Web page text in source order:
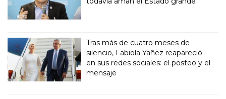
Tras más de cuatro meses de
silencio, Fabiola Yañez reapareció
en sus redes sociales: el posteo y el
mensaje